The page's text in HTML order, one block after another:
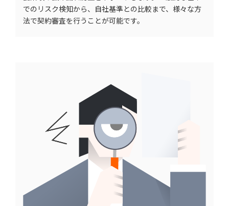
でのリスク検知から、自社基準との比較まで、様々な方
法で契約審査を行うことが可能です。